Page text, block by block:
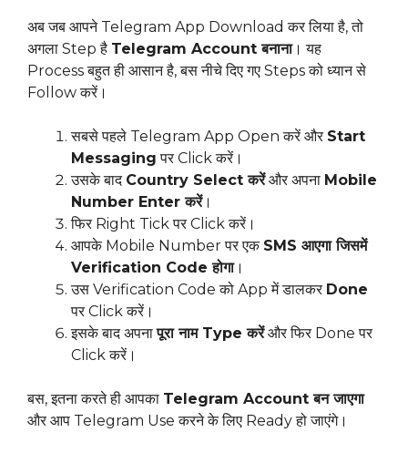
अब जब आपने Telegram App Download कर लिया है, तो
अगला Step है Telegram Account बनाना। यह
Process बहुत ही आसान है, बस नीचे दिए गए Steps को ध्यान से
Follow करें।
सबसे पहले Telegram App Open करें और Start
Messaging पर Click करें।
उसके बाद Country Select करेंऔर अपना Mobile
Number Enter करें।
फिर Right Tick पर Click करें।
आपके Mobile Number पर एक SMS आएगा जिसमें
Verification Code होगा।
उस Verification Code को App में डालकर Done
पर Click करें।
इसके बाद अपनापूरा नाम Type करेंऔर फिर Done पर
Click करें।
बस, इतना करते ही आपका Telegram Account बन जाएगा
और आप Telegram Use करने के लिए Ready हो जाएंगे।